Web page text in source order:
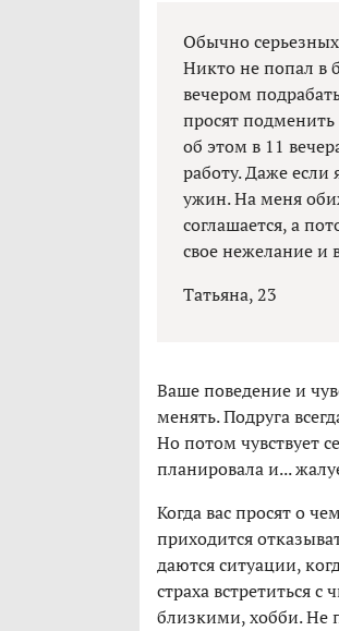
Обычно
Никто не попал в
вечером
просят
об этом в 11
работу. Даже если
ужин. На меня
соглашается, а
свое нежелание и
Татьяна, 23
Ваше поведение и
менять. Подруга
Но потом чувствует
планировала и...
Когда вас просят о
приходится
даются ситуации,
страха встретиться
близкими, хобби. Не